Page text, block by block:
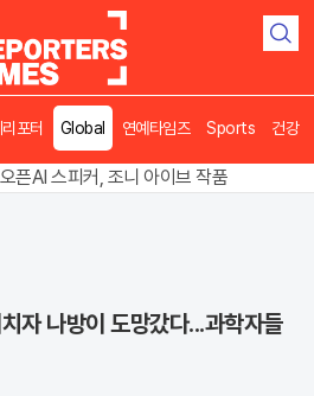
검
포터 Global 연예타임즈 Sports 건강
천서 반전 노려, 2주차 경선 요동
픈AI 스피커, 조니 아이브 작품
자 나방이 도망갔다...과학자들